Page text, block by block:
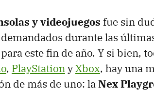
y videojuegos fue sin
durante las
este fin de año. Y si bien,
, PlayStationyXbox, hay una
de más de uno: laNex